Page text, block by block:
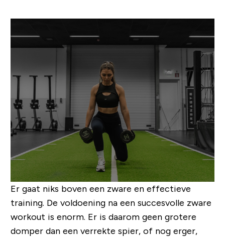
Er gaat niks boven een zware en effectieve
training. De voldoening na een succesvolle zware
workout is enorm. Er is daarom geen grotere
domper dan een verrekte spier, of nog erger,